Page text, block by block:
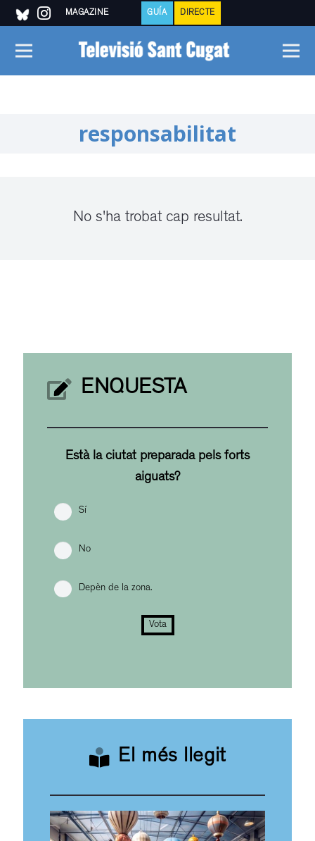
MAGAZINE GUÍA DIRECTE
responsabilitat
No s'ha trobat cap resultat.
ENQUESTA
Està la ciutat preparada pels forts
aiguats?
Sí
No
Depèn de la zona.
Vota
El més llegit